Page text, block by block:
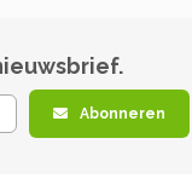
Abonneren